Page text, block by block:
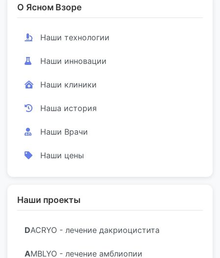
О Ясном Взоре
Наши технологии
Наши инновации
Наши клиники
Наша история
Наши Врачи
Наши цены
Наши проекты
DACRYO - лечение дакриоцистита
AMBLYO - лечение амблиопии